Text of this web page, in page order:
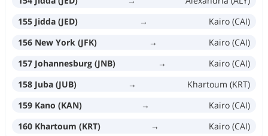
155 Jidda (JED)
→
Kairo (CAI)
156 New York (JFK)
→
Kairo (CAI)
157 Johannesburg (JNB)
→
Kairo (CAI)
158 Juba (JUB)
→
Khartoum (KRT)
159 Kano (KAN)
→
Kairo (CAI)
160 Khartoum (KRT)
→ Kairo (CAI)